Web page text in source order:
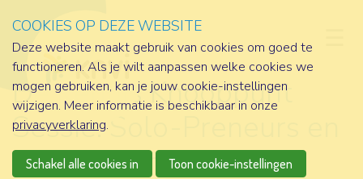
De Kennis Knooppunt
Sessie: Solo-Preneurs en
Single preneurs
COOKIES OP DEZE WEBSITE
Deze website maakt gebruik van cookies om goed te
functioneren. Als je wilt aanpassen welke cookies we
mogen gebruiken, kan je jouw cookie-instellingen
wijzigen. Meer informatie is beschikbaar in onze
privacyverklaring.
Schakel alle cookies in
Toon cookie-instellingen